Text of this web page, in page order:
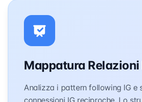
Mappatura Relazioni
Analizza i pattern following IG e
connessioni IG reciproche. Lo